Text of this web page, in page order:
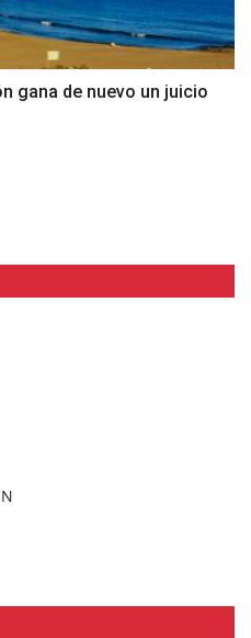
gana de nuevo un juicio